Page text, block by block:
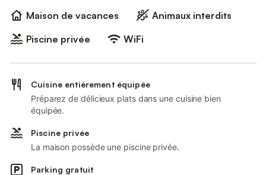
Maison de vacances
Animaux interdits
Piscine privée
WiFi
Cuisine entièrement équipée
Préparez de délicieux plats dans une cuisine bien
équipée.
Piscine privée
La maison possède une piscine privée.
Parking gratuit